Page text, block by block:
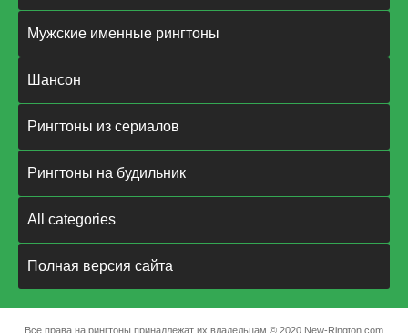
Мужские именные рингтоны
Шансон
Рингтоны из сериалов
Рингтоны на будильник
All categories
Полная версия сайта
Все права на рингтоны принадлежат их владельцам © 2020 New-Rington.com